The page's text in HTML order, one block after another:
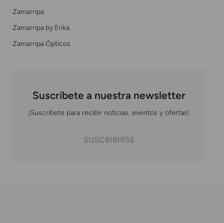
Zamarripa
Zamarripa by Erika
Zamarripa Ópticos
Suscríbete a nuestra newsletter
¡Suscríbete para recibir noticias, eventos y ofertas!
SUSCRIBIRSE